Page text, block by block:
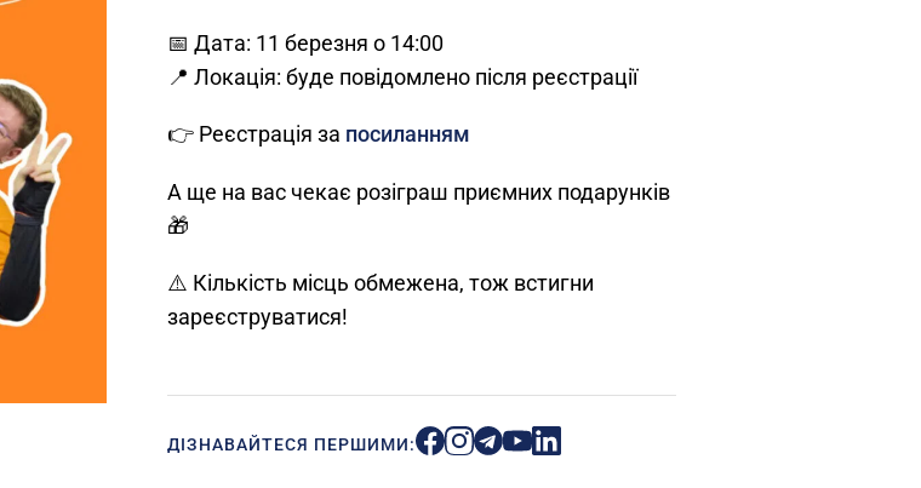
📅 Дата: 11 березня о 14:00
📍 Локація: буде повідомлено після реєстрації
👉 Реєстрація за посиланням
А ще на вас чекає розіграш приємних подарунків
🎁
⚠️ Кількість місць обмежена, тож встигни
зареєструватися!
ДІЗНАВАЙТЕСЯ ПЕРШИМИ: